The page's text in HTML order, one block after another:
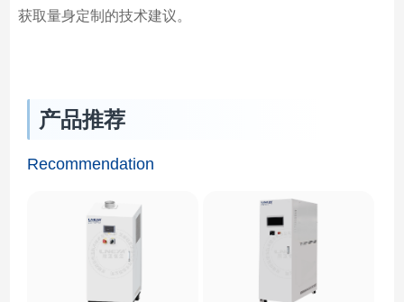
获取量身定制的技术建议。
产品推荐
Recommendation